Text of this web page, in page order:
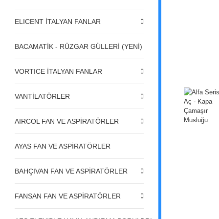
ELICENT İTALYAN FANLAR
BACAMATİK - RÜZGAR GÜLLERİ (YENİ)
VORTICE İTALYAN FANLAR
VANTİLATÖRLER
AIRCOL FAN VE ASPİRATÖRLER
AYAS FAN VE ASPİRATÖRLER
BAHÇIVAN FAN VE ASPİRATÖRLER
FANSAN FAN VE ASPİRATÖRLER